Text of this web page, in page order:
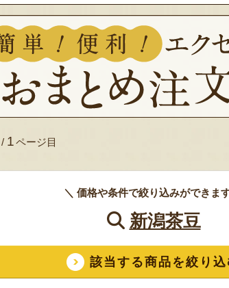
1ページ目
＼ 価格や条件で絞り込みができま
新潟茶豆
該当する商品を絞り込
』
予約注文：魚沼の定番 まるつた
のなす漬け 深雪なす
『農房 丸蔦食品』
予約注文：新潟
ン（盆メロン）
『情熱
8月7日 13:15 [神奈川県] 8月7日